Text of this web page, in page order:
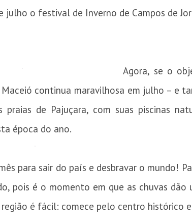
julho o festival de Inverno de Campos de
Agora, se o
continua maravilhosa em julho – e
praias de Pajuçara, com suas piscinas
época do ano.
para sair do país e desbravar o mundo!
pois é o momento em que as chuvas
é fácil: comece pelo centro histórico